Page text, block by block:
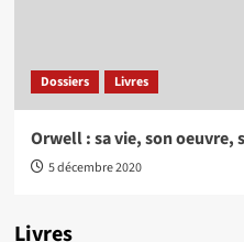
Dossiers Livres
Orwell : sa vie, son oeuvre,
5 décembre 2020
Livres